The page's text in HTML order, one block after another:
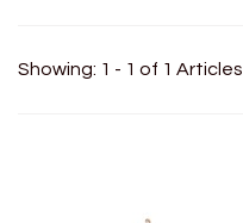
Showing: 1 - 1 of 1 Articles